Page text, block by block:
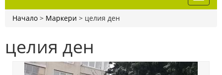
Начало > Маркери > целия ден
целия ден